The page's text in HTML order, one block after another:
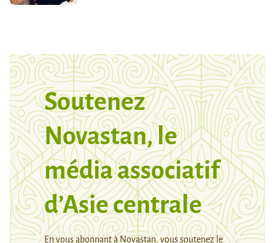
Soutenez
Novastan, le
média associatif
d’Asie centrale
En vous abonnant à Novastan, vous soutenez le